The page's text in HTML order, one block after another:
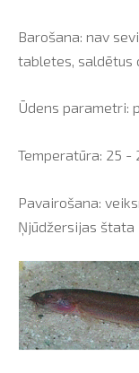
Barošana: nav
tabletes, saldētus
Ūdens parametri:
Temperatūra: 25 -
Pavairošana:
Ņjūdžersijas štata